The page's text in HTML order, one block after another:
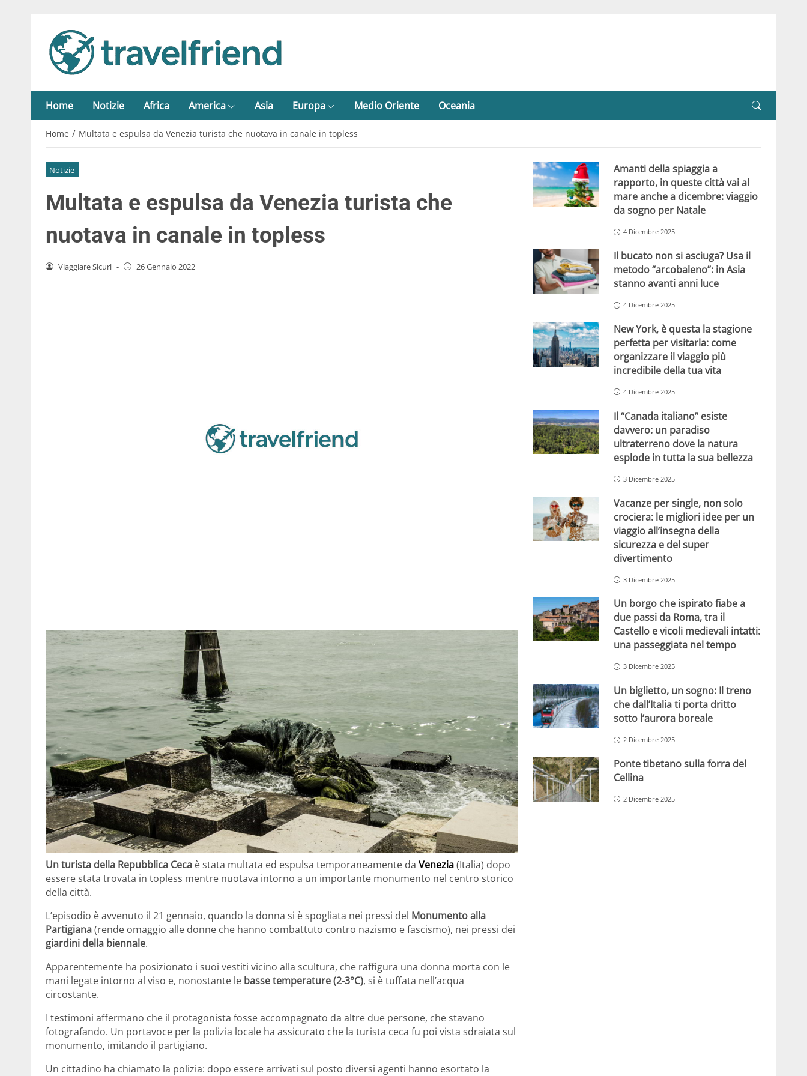
Home Notizie Africa America Asia Europa Medio Oriente Oceania
Home / Multata e espulsa da Venezia turista che nuotava in canale in topless
Notizie
Multata e espulsa da Venezia turista che
nuotava in canale in topless
Viaggiare Sicuri - 26 Gennaio 2022
Un turista della Repubblica Ceca è stata multata ed espulsa temporaneamente da Venezia(Italia) dopo
essere stata trovata in topless mentre nuotava intorno a un importante monumento nel centro storico
della città.
L’episodio è avvenuto il 21 gennaio, quando la donna si è spogliata nei pressi del Monumento alla
Partigiana(rende omaggio alle donne che hanno combattuto contro nazismo e fascismo), nei pressi dei
giardini della biennale.
Apparentemente ha posizionato i suoi vestiti vicino alla scultura, che raffigura una donna morta con le
mani legate intorno al viso e, nonostante le basse temperature (2-3°C), si è tuffata nell’acqua
circostante.
I testimoni affermano che il protagonista fosse accompagnato da altre due persone, che stavano
fotografando. Un portavoce per la polizia locale ha assicurato che la turista ceca fu poi vista sdraiata sul
monumento, imitando il partigiano.
Un cittadino ha chiamato la polizia: dopo essere arrivati sul posto diversi agenti hanno esortato la
Amanti della spiaggia a
rapporto, in queste città vai al
mare anche a dicembre: viaggio
da sogno per Natale
4 Dicembre 2025
Il bucato non si asciuga? Usa il
metodo “arcobaleno”: in Asia
stanno avanti anni luce
4 Dicembre 2025
New York, è questa la stagione
perfetta per visitarla: come
organizzare il viaggio più
incredibile della tua vita
4 Dicembre 2025
Il “Canada italiano” esiste
davvero: un paradiso
ultraterreno dove la natura
esplode in tutta la sua bellezza
3 Dicembre 2025
Vacanze per single, non solo
crociera: le migliori idee per un
viaggio all’insegna della
sicurezza e del super
divertimento
3 Dicembre 2025
Un borgo che ispirato fiabe a
due passi da Roma, tra il
Castello e vicoli medievali intatti:
una passeggiata nel tempo
3 Dicembre 2025
Un biglietto, un sogno: Il treno
che dall’Italia ti porta dritto
sotto l’aurora boreale
2 Dicembre 2025
Ponte tibetano sulla forra del
Cellina
2 Dicembre 2025